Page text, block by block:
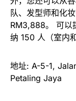
队、发型师和化
RM3,888。 可以
纳 150 人（室内
地址: A-5-1,
Petaling Jaya